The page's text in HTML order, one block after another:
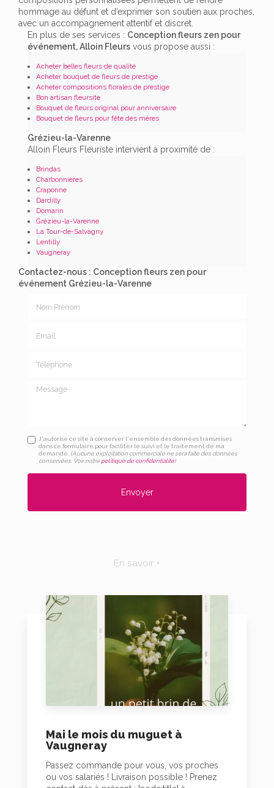
hommage au défunt et d’exprimer son soutien aux proches,
avec un accompagnement attentif et discret.
En plus de ses services : Conception fleurs zen pour
événement, Alloin Fleurs vous propose aussi :
Acheter belles fleurs de qualité
Acheter bouquet de fleurs de prestige
Acheter compositions florales de prestige
Bon artisan fleursite
Bouquet de fleurs original pour anniversaire
Bouquet de fleurs pour fête des mères
Grézieu-la-Varenne
Alloin Fleurs Fleuriste intervient à proximité de :
Brindas
Charbonnières
Craponne
Dardilly
Domarin
Grézieu-la-Varenne
La Tour-de-Salvagny
Lentilly
Vaugneray
Contactez-nous : Conception fleurs zen pour
événement Grézieu-la-Varenne
Message
J'autorise ce site à conserver l'ensemble des données transmises
dans ce formulaire pour faciliter le suivi et le traitement de ma
demande. (Aucune exploitation commerciale ne sera faite des données
conservées. Voir notre politique de confidentialité)
En savoir +
Mai le mois du muguet à
Vaugneray
Passez commande pour vous, vos proches
ou vos salariés ! Livraison possible ! Prenez